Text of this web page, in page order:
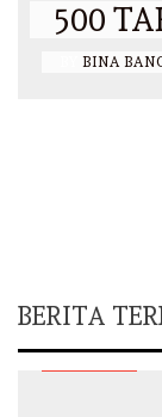
500
BINA
BERITA